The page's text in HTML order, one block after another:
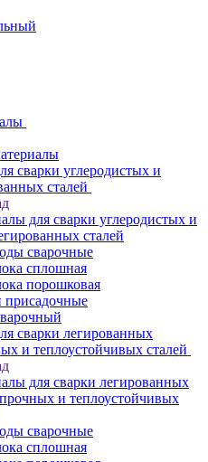
сварки углеродистых и
сталей
для сварки углеродистых и
сталей
сварочные
сплошная
порошковая
присадочные
сварки легированных
и теплоустойчивых сталей
для сварки легированных
и теплоустойчивых
сварочные
сплошная